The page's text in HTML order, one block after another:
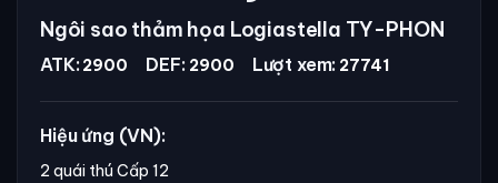
Ngôi sao thảm họa Logiastella TY-PHON
ATK: 2900 DEF: 2900 Lượt xem: 27741
Hiệu ứng (VN):
2 quái thú Cấp 12